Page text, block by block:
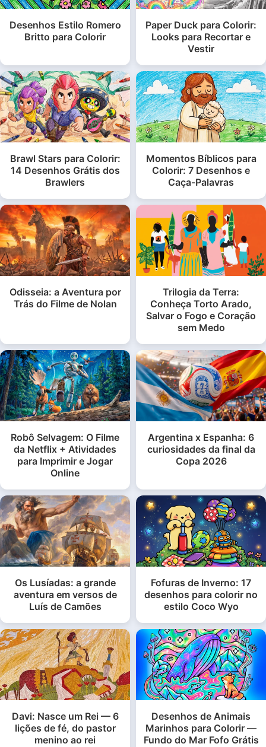
Desenhos Estilo Romero
Britto para Colorir
Paper Duck para Colorir:
Looks para Recortar e
Vestir
Brawl Stars para Colorir:
14 Desenhos Grátis dos
Brawlers
Momentos Bíblicos para
Colorir: 7 Desenhos e
Caça-Palavras
Odisseia: a Aventura por
Trás do Filme de Nolan
Trilogia da Terra:
Conheça Torto Arado,
Salvar o Fogo e Coração
sem Medo
Robô Selvagem: O Filme
da Netflix + Atividades
para Imprimir e Jogar
Online
Argentina x Espanha: 6
curiosidades da final da
Copa 2026
Os Lusíadas: a grande
aventura em versos de
Luís de Camões
Fofuras de Inverno: 17
desenhos para colorir no
estilo Coco Wyo
Davi: Nasce um Rei — 6
lições de fé, do pastor
menino ao rei
Desenhos de Animais
Marinhos para Colorir —
Fundo do Mar Fofo Grátis